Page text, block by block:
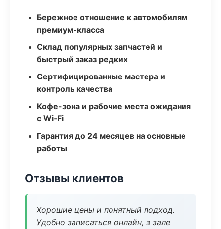
Бережное отношение к автомобилям
премиум-класса
Склад популярных запчастей и
быстрый заказ редких
Сертифицированные мастера и
контроль качества
Кофе-зона и рабочие места ожидания
с Wi‑Fi
Гарантия до 24 месяцев на основные
работы
Отзывы клиентов
Хорошие цены и понятный подход.
Удобно записаться онлайн, в зале